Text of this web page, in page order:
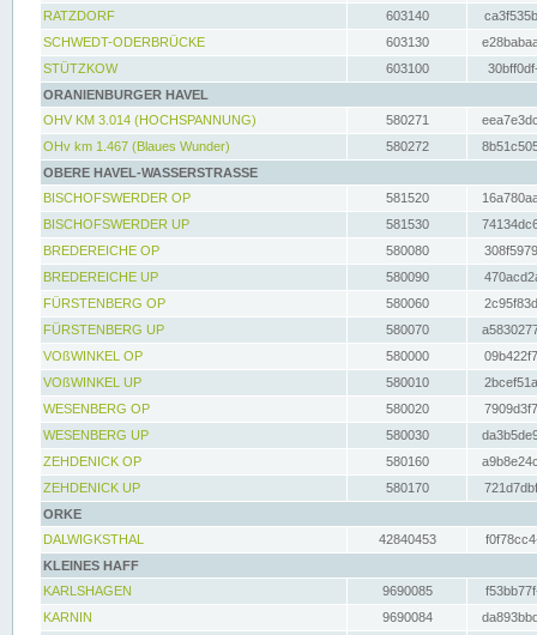
RATZDORF
603140
SCHWEDT-ODERBRÜCKE
603130
STÜTZKOW
603100
ORANIENBURGER HAVEL
OHV KM 3.014 (HOCHSPANNUNG)
580271
OHv km 1.467 (Blaues Wunder)
580272
OBERE HAVEL-WASSERSTRASSE
BISCHOFSWERDER OP
581520
BISCHOFSWERDER UP
581530
BREDEREICHE OP
580080
BREDEREICHE UP
580090
FÜRSTENBERG OP
580060
FÜRSTENBERG UP
580070
VOßWINKEL OP
580000
VOßWINKEL UP
580010
WESENBERG OP
580020
WESENBERG UP
580030
ZEHDENICK OP
580160
ZEHDENICK UP
580170
ORKE
DALWIGKSTHAL
42840453
KLEINES HAFF
KARLSHAGEN
9690085
KARNIN
9690084